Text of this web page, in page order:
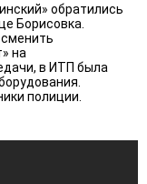
обратились
Борисовка.
на
в ИТП была
полиции.